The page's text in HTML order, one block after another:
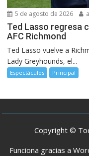
5 de agosto de 2026
Ted Lasso regresa
AFC Richmond
Ted Lasso vuelve a
Lady Greyhounds, el...
Espectáculos Principal
Copyright ©
Funciona gracias a